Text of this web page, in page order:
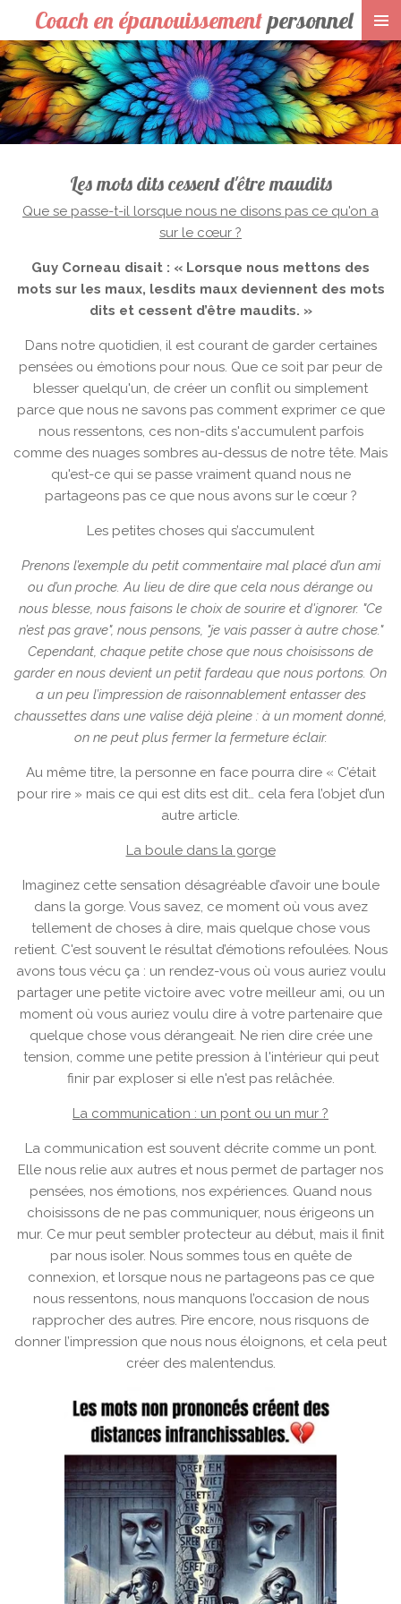
Passer
au
contenu
principal
Coach en épanouissementpersonnel
Les mots dits cessent d'être maudits
Que se passe-t-il lorsque nous ne disons pas ce qu'on a
sur le cœur ?
Guy Corneau disait : « Lorsque nous mettons des
mots sur les maux, lesdits maux deviennent des mots
dits et cessent d’être maudits. »
Dans notre quotidien, il est courant de garder certaines
pensées ou émotions pour nous. Que ce soit par peur de
blesser quelqu'un, de créer un conflit ou simplement
parce que nous ne savons pas comment exprimer ce que
nous ressentons, ces non-dits s'accumulent parfois
comme des nuages sombres au-dessus de notre tête. Mais
qu'est-ce qui se passe vraiment quand nous ne
partageons pas ce que nous avons sur le cœur ?
Les petites choses qui s’accumulent
Prenons l’exemple du petit commentaire mal placé d’un ami
ou d’un proche. Au lieu de dire que cela nous dérange ou
nous blesse, nous faisons le choix de sourire et d'ignorer. "Ce
n’est pas grave", nous pensons, "je vais passer à autre chose."
Cependant, chaque petite chose que nous choisissons de
garder en nous devient un petit fardeau que nous portons. On
a un peu l’impression de raisonnablement entasser des
chaussettes dans une valise déjà pleine : à un moment donné,
on ne peut plus fermer la fermeture éclair.
Au même titre, la personne en face pourra dire « C’était
pour rire » mais ce qui est dits est dit… cela fera l’objet d’un
autre article.
La boule dans la gorge
Imaginez cette sensation désagréable d’avoir une boule
dans la gorge. Vous savez, ce moment où vous avez
tellement de choses à dire, mais quelque chose vous
retient. C'est souvent le résultat d’émotions refoulées. Nous
avons tous vécu ça : un rendez-vous où vous auriez voulu
partager une petite victoire avec votre meilleur ami, ou un
moment où vous auriez voulu dire à votre partenaire que
quelque chose vous dérangeait. Ne rien dire crée une
tension, comme une petite pression à l'intérieur qui peut
finir par exploser si elle n'est pas relâchée.
La communication : un pont ou un mur ?
La communication est souvent décrite comme un pont.
Elle nous relie aux autres et nous permet de partager nos
pensées, nos émotions, nos expériences. Quand nous
choisissons de ne pas communiquer, nous érigeons un
mur. Ce mur peut sembler protecteur au début, mais il finit
par nous isoler. Nous sommes tous en quête de
connexion, et lorsque nous ne partageons pas ce que
nous ressentons, nous manquons l’occasion de nous
rapprocher des autres. Pire encore, nous risquons de
donner l’impression que nous nous éloignons, et cela peut
créer des malentendus.